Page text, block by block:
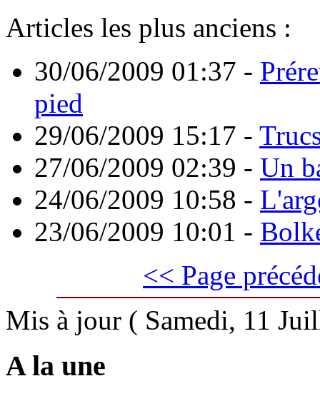
Articles les plus anciens :
30/06/2009 01:37 -
pied
29/06/2009 15:17 -
27/06/2009 02:39 - Un
24/06/2009 10:58 -
23/06/2009 10:01 -
<< Page
Mis à jour ( Samedi, 11
A la une